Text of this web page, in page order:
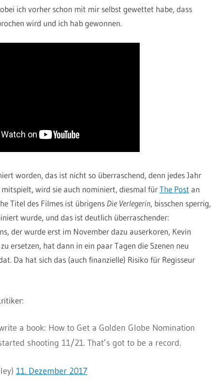
ich vorher schon mit mir selbst gewettet habe, dass
wird und ich hab gewonnen.
worden, das ist nicht so überraschend, denn jedes Jahr
wird sie auch nominiert, diesmal fürThe Post an
Titel des Filmes ist übrigens Die Verlegerin, bisschen sperrig,
wurde, und das ist deutlich überraschender:
der wurde erst im November dazu auserkoren, Kevin
zu ersetzen, hat dann in ein paar Tagen die Szenen neu
Da hat sich das (auch finanzielle) Risiko für Regisseur
a book: How to Get a Golden Globe Nomination
shooting 11/21. That’s got to be a record.
11. Dezember 2017